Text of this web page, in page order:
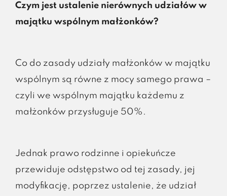
Czym jest ustalenie nierównych udziałów w
majątku wspólnym małżonków?
Co do zasady udziały małżonków w majątku
wspólnym są równe z mocy samego prawa –
czyli we wspólnym majątku każdemu z
małżonków przysługuje 50%.
Jednak prawo rodzinne i opiekuńcze
przewiduje odstępstwo od tej zasady, jej
modyfikację, poprzez ustalenie, że udział